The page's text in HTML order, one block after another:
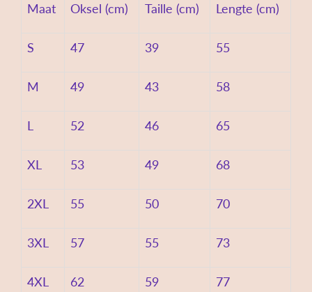
Maat Oksel (cm) Taille (cm) Lengte (cm)
S 47 39 55
M 49 43 58
L 52 46 65
XL 53 49 68
2XL 55 50 70
3XL 57 55 73
4XL 62 59
77